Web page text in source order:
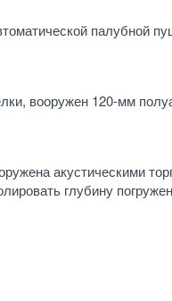
палубной
вооружен 120-мм
акустическими
глубину